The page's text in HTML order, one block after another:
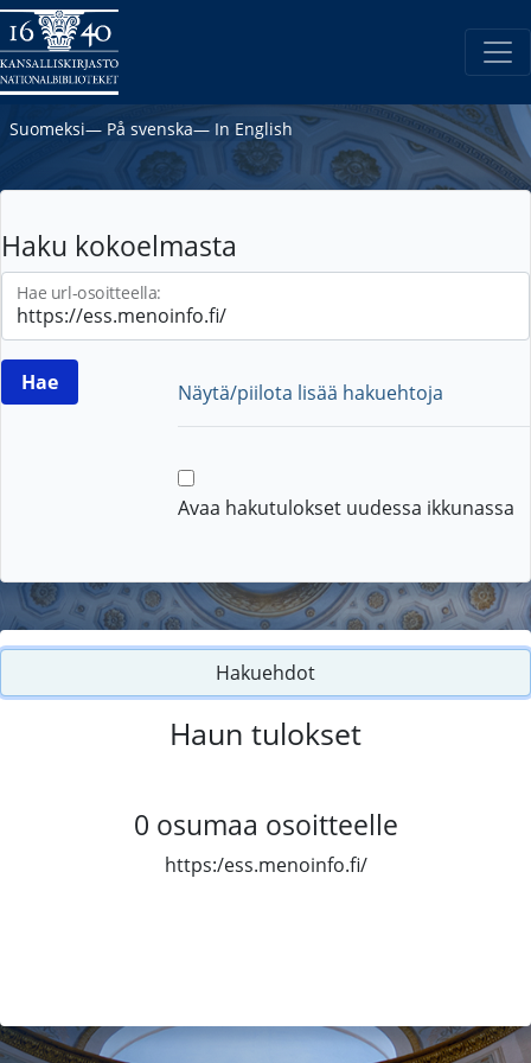
Suomeksi― På svenska― In English
Haku kokoelmasta
Hae url-osoitteella:
Näytä/piilota lisää hakuehtoja
Avaa hakutulokset uudessa ikkunassa
Hakuehdot
Haun tulokset
0 osumaa osoitteelle
https:/ess.menoinfo.fi/